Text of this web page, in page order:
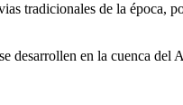
tradicionales de la época,
desarrollen en la cuenca